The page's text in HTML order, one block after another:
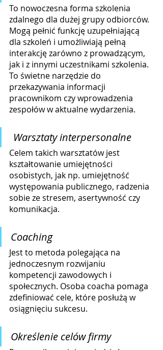
To nowoczesna forma szkolenia
zdalnego dla dużej grupy odbiorców.
Mogą pełnić funkcję uzupełniającą
dla szkoleń i umożliwiają pełną
interakcję zarówno z prowadzącym,
jak i z innymi uczestnikami szkolenia.
To świetne narzędzie do
przekazywania informacji
pracownikom czy wprowadzenia
zespołów w aktualne wydarzenia.
Warsztaty interpersonalne
Celem takich warsztatów jest
kształtowanie umiejętności
osobistych, jak np. umiejętność
występowania publicznego, radzenia
sobie ze stresem, asertywność czy
komunikacja.
Coaching
Jest to metoda polegająca na
jednoczesnym rozwijaniu
kompetencji zawodowych i
społecznych. Osoba coacha pomaga
zdefiniować cele, które posłużą w
osiągnięciu sukcesu.
Określenie celów firmy